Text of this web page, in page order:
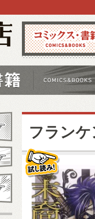
コミックス
フラン
試し読み！